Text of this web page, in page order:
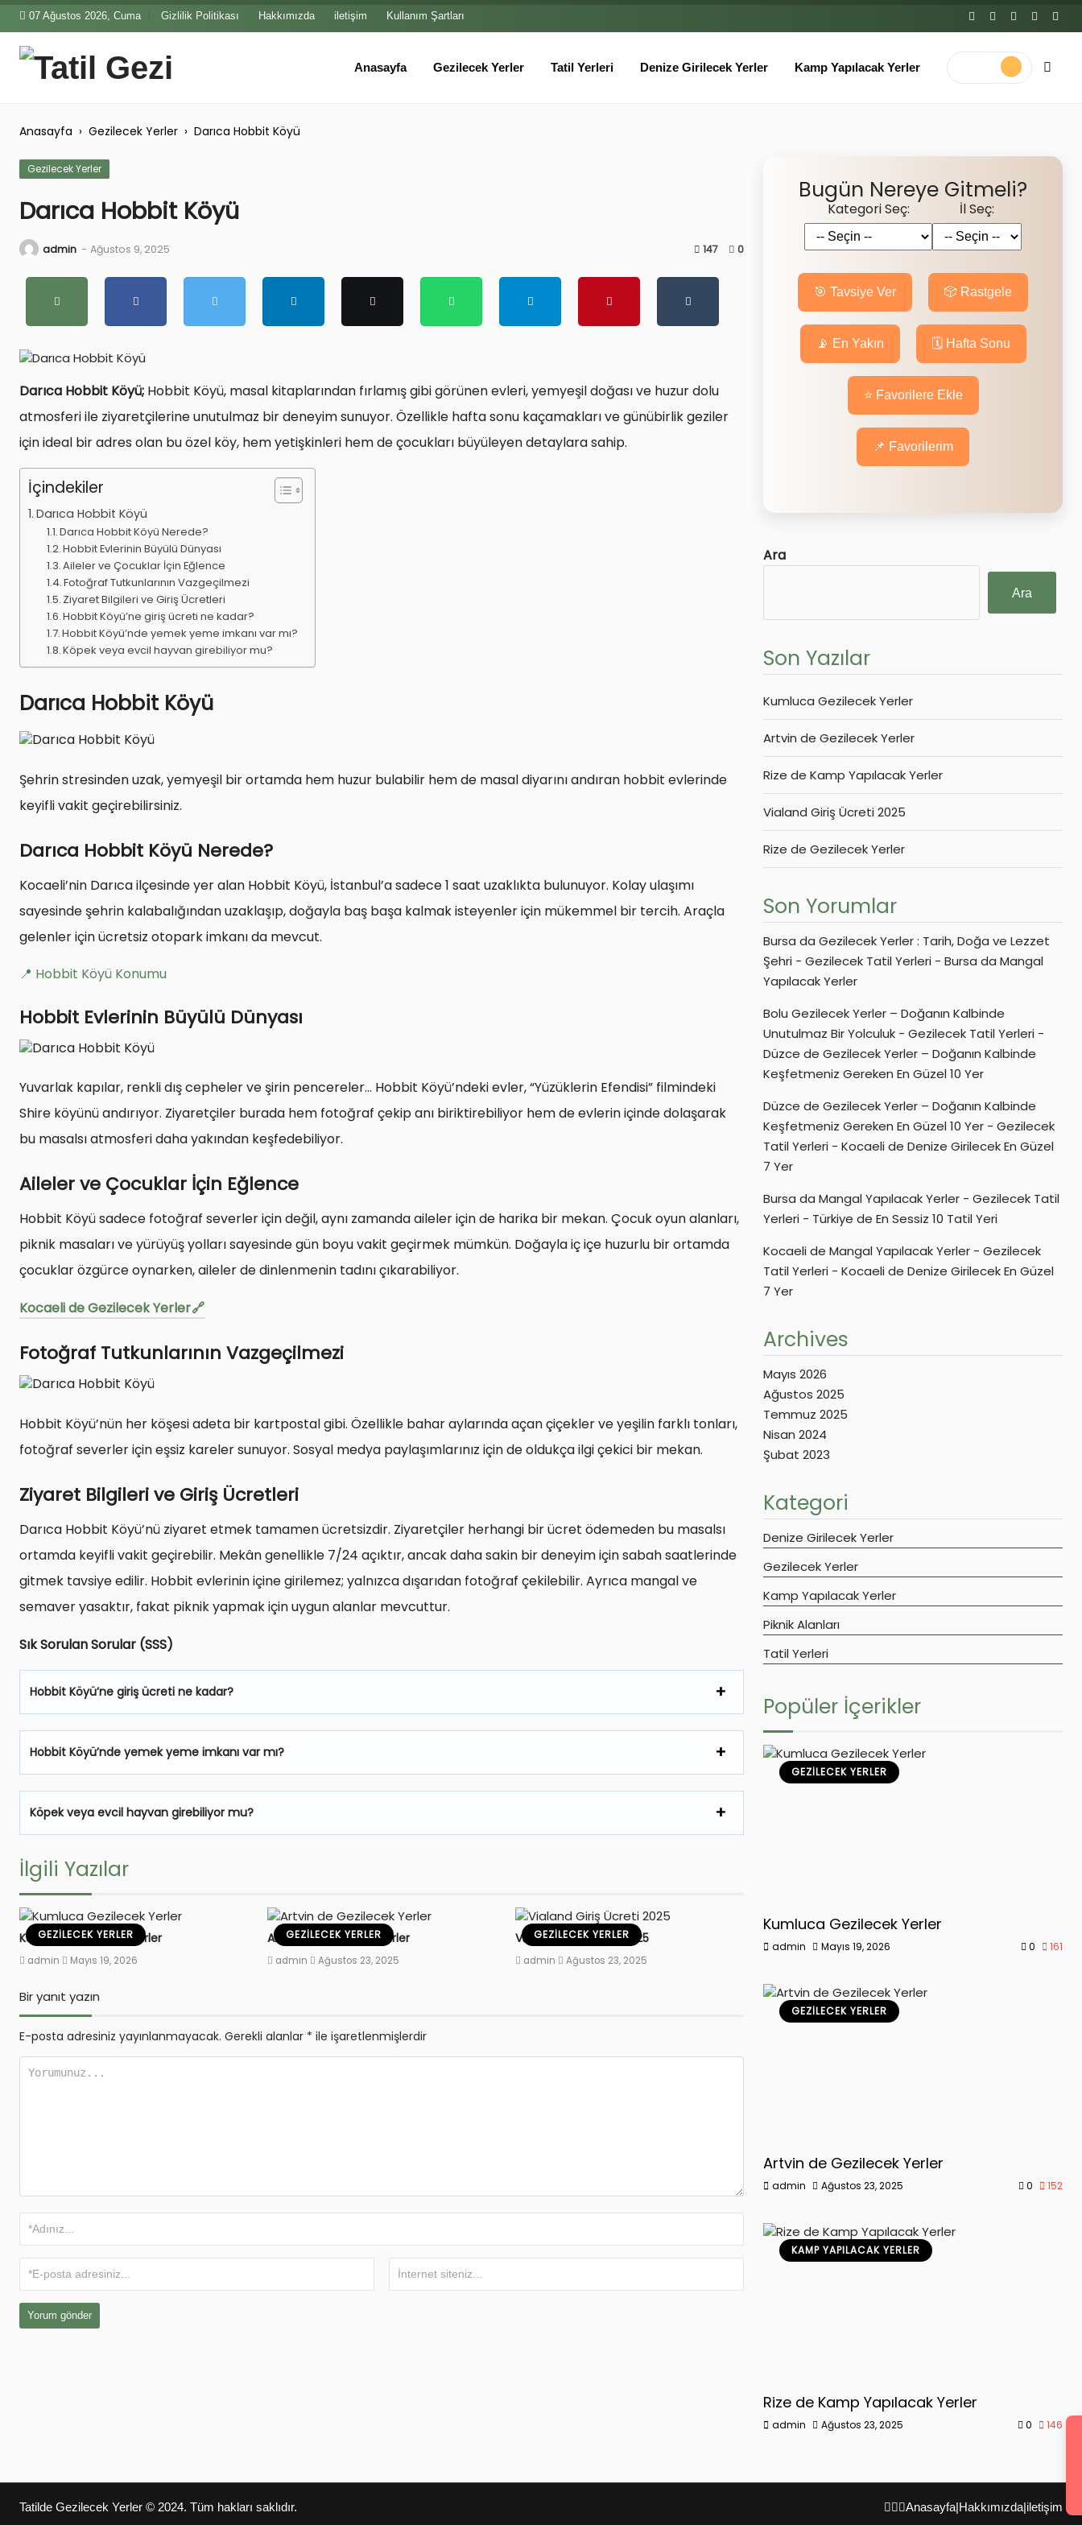
Skip
07 Ağustos 2026, Cuma Gizlilik Politikası Hakkımızda iletişim Kullanım Şartları
Anasayfa Gezilecek Yerler Tatil Yerleri Denize Girilecek Yerler Kamp Yapılacak Yerler
Anasayfa › Gezilecek Yerler › Darıca Hobbit Köyü
Gezilecek Yerler
Darıca Hobbit Köyü
admin - Ağustos 9, 2025 147 0
Darıca Hobbit Köyü; Hobbit Köyü, masal kitaplarından fırlamış gibi görünen evleri, yemyeşil doğası ve huzur dolu
atmosferi ile ziyaretçilerine unutulmaz bir deneyim sunuyor. Özellikle hafta sonu kaçamakları ve günübirlik geziler
için ideal bir adres olan bu özel köy, hem yetişkinleri hem de çocukları büyüleyen detaylara sahip.
İçindekiler
Darıca Hobbit Köyü
Darıca Hobbit Köyü Nerede?
Hobbit Evlerinin Büyülü Dünyası
Aileler ve Çocuklar İçin Eğlence
Fotoğraf Tutkunlarının Vazgeçilmezi
Ziyaret Bilgileri ve Giriş Ücretleri
Hobbit Köyü’ne giriş ücreti ne kadar?
Hobbit Köyü’nde yemek yeme imkanı var mı?
Köpek veya evcil hayvan girebiliyor mu?
Darıca Hobbit Köyü
Şehrin stresinden uzak, yemyeşil bir ortamda hem huzur bulabilir hem de masal diyarını andıran hobbit evlerinde
keyifli vakit geçirebilirsiniz.
Darıca Hobbit Köyü Nerede?
Kocaeli’nin Darıca ilçesinde yer alan Hobbit Köyü, İstanbul’a sadece 1 saat uzaklıkta bulunuyor. Kolay ulaşımı
sayesinde şehrin kalabalığından uzaklaşıp, doğayla baş başa kalmak isteyenler için mükemmel bir tercih. Araçla
gelenler için ücretsiz otopark imkanı da mevcut.
📍 Hobbit Köyü Konumu
Hobbit Evlerinin Büyülü Dünyası
Yuvarlak kapılar, renkli dış cepheler ve şirin pencereler… Hobbit Köyü’ndeki evler, “Yüzüklerin Efendisi” filmindeki
Shire köyünü andırıyor. Ziyaretçiler burada hem fotoğraf çekip anı biriktirebiliyor hem de evlerin içinde dolaşarak
bu masalsı atmosferi daha yakından keşfedebiliyor.
Aileler ve Çocuklar İçin Eğlence
Hobbit Köyü sadece fotoğraf severler için değil, aynı zamanda aileler için de harika bir mekan. Çocuk oyun alanları,
piknik masaları ve yürüyüş yolları sayesinde gün boyu vakit geçirmek mümkün. Doğayla iç içe huzurlu bir ortamda
çocuklar özgürce oynarken, aileler de dinlenmenin tadını çıkarabiliyor.
Kocaeli de Gezilecek Yerler
Fotoğraf Tutkunlarının Vazgeçilmezi
Hobbit Köyü’nün her köşesi adeta bir kartpostal gibi. Özellikle bahar aylarında açan çiçekler ve yeşilin farklı tonları,
fotoğraf severler için eşsiz kareler sunuyor. Sosyal medya paylaşımlarınız için de oldukça ilgi çekici bir mekan.
Ziyaret Bilgileri ve Giriş Ücretleri
Darıca Hobbit Köyü’nü ziyaret etmek tamamen ücretsizdir. Ziyaretçiler herhangi bir ücret ödemeden bu masalsı
ortamda keyifli vakit geçirebilir. Mekân genellikle 7/24 açıktır, ancak daha sakin bir deneyim için sabah saatlerinde
gitmek tavsiye edilir. Hobbit evlerinin içine girilemez; yalnızca dışarıdan fotoğraf çekilebilir. Ayrıca mangal ve
semaver yasaktır, fakat piknik yapmak için uygun alanlar mevcuttur.
Sık Sorulan Sorular (SSS)
Hobbit Köyü’ne giriş ücreti ne kadar?
Hobbit Köyü’nde yemek yeme imkanı var mı?
Köpek veya evcil hayvan girebiliyor mu?
İlgili Yazılar
GEZILECEK YERLER
Kumluca Gezilecek Yerler
admin Mayıs 19, 2026
GEZILECEK YERLER
Artvin de Gezilecek Yerler
admin Ağustos 23, 2025
GEZILECEK YERLER
Vialand Giriş Ücreti 2025
admin Ağustos 23, 2025
Bir yanıt yazın
E-posta adresiniz yayınlanmayacak. Gerekli alanlar * ile işaretlenmişlerdir
Bugün Nereye Gitmeli?
Kategori Seç: İl Seç:
🎯 Tavsiye Ver 🎲 Rastgele
📡 En Yakın 🗓️ Hafta Sonu
⭐ Favorilere Ekle
📌 Favorilerim
Ara
Ara
Son Yazılar
Kumluca Gezilecek Yerler
Artvin de Gezilecek Yerler
Rize de Kamp Yapılacak Yerler
Vialand Giriş Ücreti 2025
Rize de Gezilecek Yerler
Son Yorumlar
Bursa da Gezilecek Yerler : Tarih, Doğa ve Lezzet
Şehri - Gezilecek Tatil Yerleri - Bursa da Mangal
Yapılacak Yerler
Bolu Gezilecek Yerler – Doğanın Kalbinde
Unutulmaz Bir Yolculuk - Gezilecek Tatil Yerleri -
Düzce de Gezilecek Yerler – Doğanın Kalbinde
Keşfetmeniz Gereken En Güzel 10 Yer
Düzce de Gezilecek Yerler – Doğanın Kalbinde
Keşfetmeniz Gereken En Güzel 10 Yer - Gezilecek
Tatil Yerleri - Kocaeli de Denize Girilecek En Güzel
7 Yer
Bursa da Mangal Yapılacak Yerler - Gezilecek Tatil
Yerleri - Türkiye de En Sessiz 10 Tatil Yeri
Kocaeli de Mangal Yapılacak Yerler - Gezilecek
Tatil Yerleri - Kocaeli de Denize Girilecek En Güzel
7 Yer
Archives
Mayıs 2026
Ağustos 2025
Temmuz 2025
Nisan 2024
Şubat 2023
Kategori
Denize Girilecek Yerler
Gezilecek Yerler
Kamp Yapılacak Yerler
Piknik Alanları
Tatil Yerleri
Popüler İçerikler
GEZILECEK YERLER
Kumluca Gezilecek Yerler
admin Mayıs 19, 2026 0 161
GEZILECEK YERLER
Artvin de Gezilecek Yerler
admin Ağustos 23, 2025 0 152
KAMP YAPILACAK YERLER
Rize de Kamp Yapılacak Yerler
admin Ağustos 23, 2025 0 146
Tatilde Gezilecek Yerler © 2024. Tüm hakları saklıdır. Anasayfa Hakkımızda iletişim